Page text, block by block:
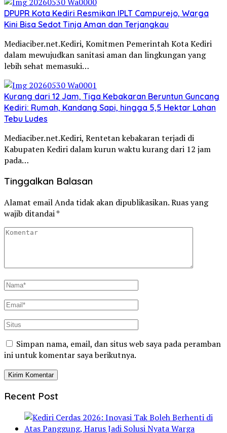
DPUPR Kota Kediri Resmikan IPLT Campurejo, Warga
Kini Bisa Sedot Tinja Aman dan Terjangkau
Mediaciber.net.Kediri, Komitmen Pemerintah Kota Kediri
dalam mewujudkan sanitasi aman dan lingkungan yang
lebih sehat memasuki…
Kurang dari 12 Jam, Tiga Kebakaran Beruntun Guncang
Kediri: Rumah, Kandang Sapi, hingga 5,5 Hektar Lahan
Tebu Ludes
Mediaciber.net.Kediri, Rentetan kebakaran terjadi di
Kabupaten Kediri dalam kurun waktu kurang dari 12 jam
pada…
Tinggalkan Balasan
Alamat email Anda tidak akan dipublikasikan.Ruas yang
wajib ditandai*
Simpan nama, email, dan situs web saya pada peramban
ini untuk komentar saya berikutnya.
Recent Post